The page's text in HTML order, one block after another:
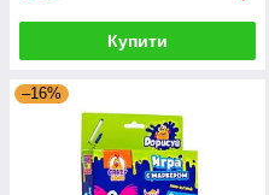
Купити
–16%